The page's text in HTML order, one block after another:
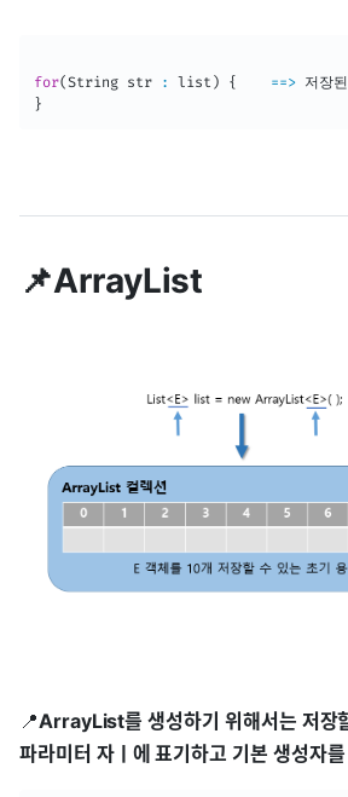
for( String str : list ) { ==> 저장
}
📌ArrayList
📍ArrayList를 생성하기 위해서는 저장
파라미터 자ㅣ에 표기하고 기본 생성자